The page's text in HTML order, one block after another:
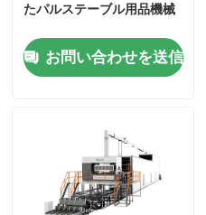
たパルステーブル用品機械
お問い合わせを送信